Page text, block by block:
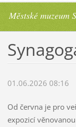
Městské muzeum
01.06.2026 08:16
Od června je pro
expozicí